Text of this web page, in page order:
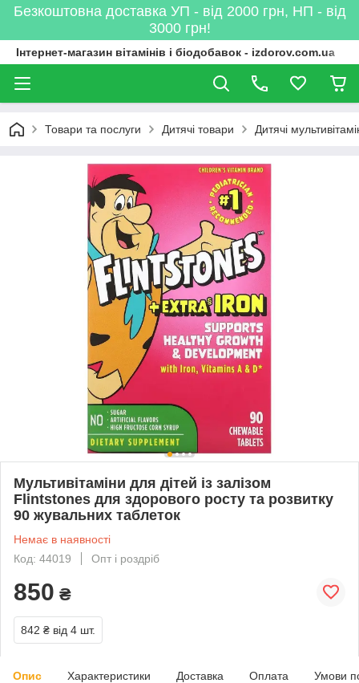
Безкоштовна доставка УП - від 2000 грн, НП - від
3000 грн!
Інтернет-магазин вітамінів і біодобавок - izdorov.com.ua
Товари та послуги Дитячі товари Дитячі
Мультивітаміни для дітей із залізом
Flintstones для здорового росту та розвитку
90 жувальних таблеток
Немає в наявності
Код: 44019
Опт і роздріб
850 ₴
842 ₴ від 4 шт.
Опис Характеристики Доставка Оплата Умови